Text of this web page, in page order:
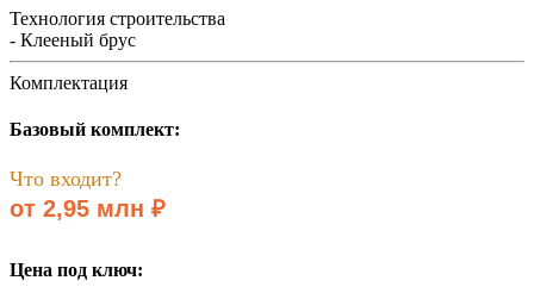
Технология строительства
- Клееный брус
Комплектация
Базовый комплект:
Что входит?
от 2,95 млн ₽
Цена под ключ: